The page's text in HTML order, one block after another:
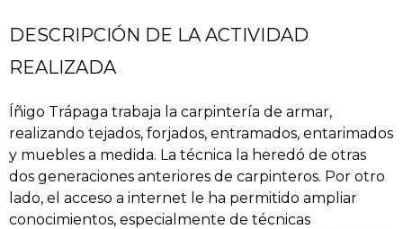
DESCRIPCIÓN DE LA ACTIVIDAD
REALIZADA
Íñigo Trápaga trabaja la carpintería de armar,
realizando tejados, forjados, entramados, entarimados
y muebles a medida. La técnica la heredó de otras
dos generaciones anteriores de carpinteros. Por otro
lado, el acceso a internet le ha permitido ampliar
conocimientos, especialmente de técnicas